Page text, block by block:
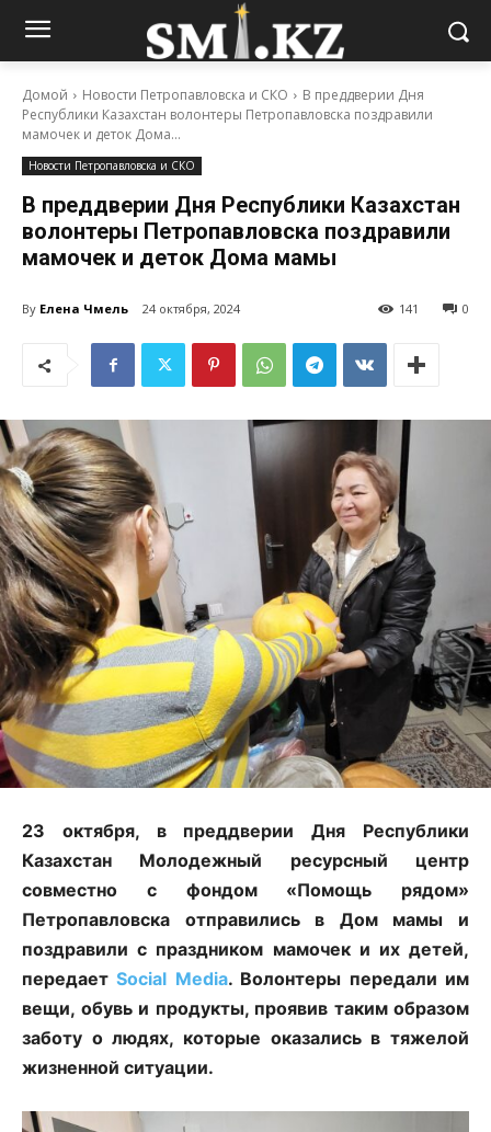
Домой Новости Петропавловска и СКО
В преддверии Дня
Республики Казахстан волонтеры Петропавловска поздравили
мамочек и деток Дома...
Новости Петропавловска и СКО
В преддверии Дня Республики Казахстан
волонтеры Петропавловска поздравили
мамочек и деток Дома мамы
By Елена Чмель 24 октября, 2024 0
141
23 октября, в преддверии Дня Республики
Казахстан Молодежный ресурсный центр
совместно с фондом «Помощь рядом»
Петропавловска отправились в Дом мамы и
поздравили с праздником мамочек и их детей,
передаетSocial Media. Волонтеры передали им
вещи, обувь и продукты, проявив таким образом
заботу о людях, которые оказались в тяжелой
жизненной ситуации.